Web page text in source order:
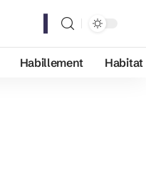
Habillement Habitat